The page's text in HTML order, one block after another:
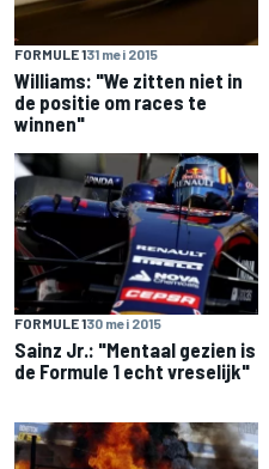
FORMULE 131 mei 2015
Williams: "We zitten niet in
de positie om races te
winnen"
FORMULE 130 mei 2015
Sainz Jr.: "Mentaal gezien is
de Formule 1 echt vreselijk"